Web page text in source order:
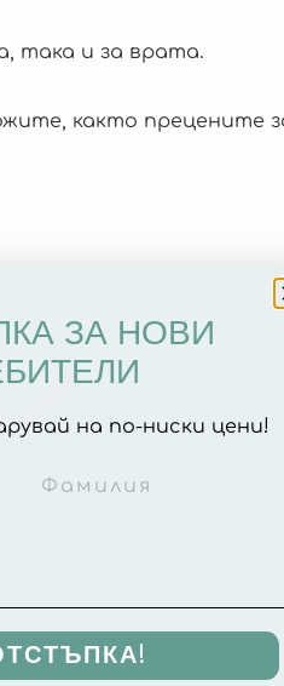
така и за врата.
както прецените
ЗА НОВИ
на по-ниски цени!